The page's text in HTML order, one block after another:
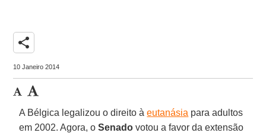
share
10 Janeiro 2014
A Bélgica legalizou o direito àeutanásia para adultos
em 2002. Agora, oSenado votou a favor da extensão